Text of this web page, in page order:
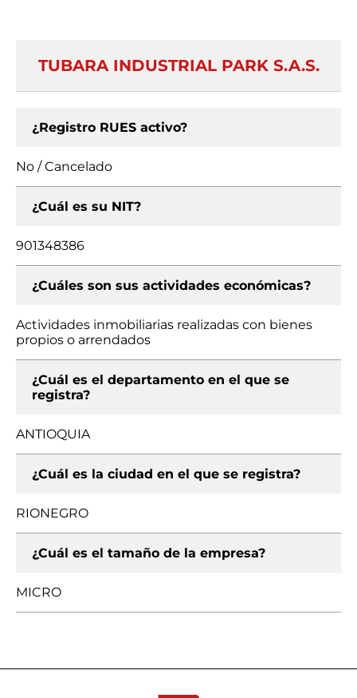
TUBARA INDUSTRIAL PARK S.A.S.
¿Registro RUES activo?
No / Cancelado
¿Cuál es su NIT?
901348386
¿Cuáles son sus actividades económicas?
Actividades inmobiliarias realizadas con bienes
propios o arrendados
¿Cuál es el departamento en el que se
registra?
ANTIOQUIA
¿Cuál es la ciudad en el que se registra?
RIONEGRO
¿Cuál es el tamaño de la empresa?
MICRO